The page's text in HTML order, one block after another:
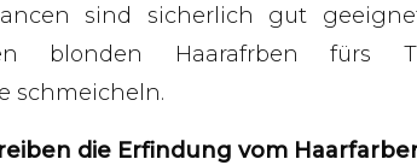
sind sicherlich gut
blonden Haarafrben fürs
schmeicheln.
die Erfindung vom